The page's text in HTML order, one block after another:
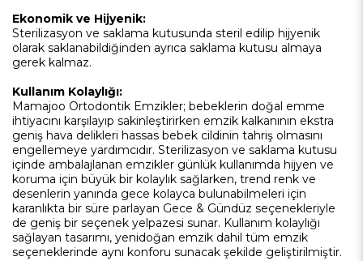
Ekonomik ve Hijyenik:
Sterilizasyon ve saklama kutusunda steril edilip hijyenik
olarak saklanabildiğinden ayrıca saklama kutusu almaya
gerek kalmaz.
Kullanım Kolaylığı:
Mamajoo Ortodontik Emzikler; bebeklerin doğal emme
ihtiyacını karşılayıp sakinleştirirken emzik kalkanının ekstra
geniş hava delikleri hassas bebek cildinin tahriş olmasını
engellemeye yardımcıdır. Sterilizasyon ve saklama kutusu
içinde ambalajlanan emzikler günlük kullanımda hijyen ve
koruma için büyük bir kolaylık sağlarken, trend renk ve
desenlerin yanında gece kolayca bulunabilmeleri için
karanlıkta bir süre parlayan Gece & Gündüz seçenekleriyle
de geniş bir seçenek yelpazesi sunar. Kullanım kolaylığı
sağlayan tasarımı, yenidoğan emzik dahil tüm emzik
seçeneklerinde aynı konforu sunacak şekilde geliştirilmiştir.